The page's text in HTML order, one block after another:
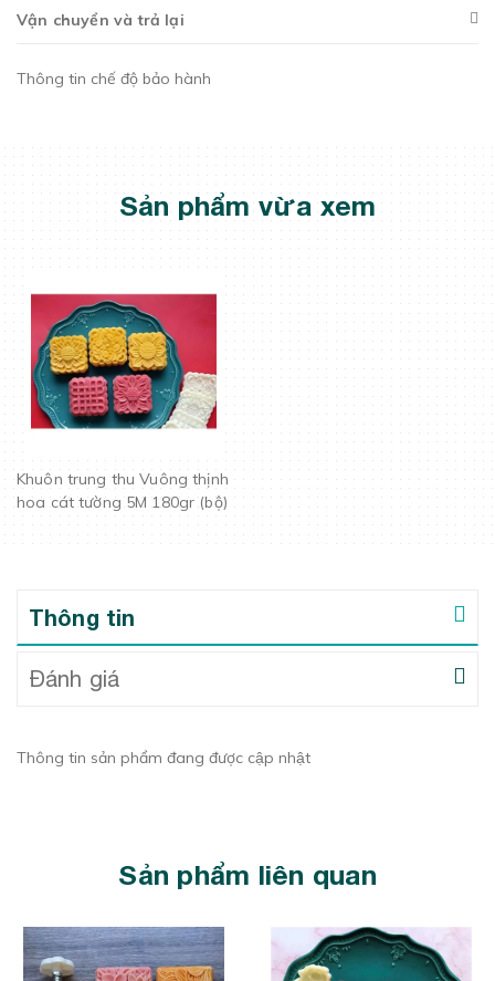
Vận chuyển và trả lại
Thông tin chế độ bảo hành
Sản phẩm vừa xem
Khuôn trung thu Vuông thịnh
hoa cát tường 5M 180gr (bộ)
Thông tin
Đánh giá
Thông tin sản phẩm đang được cập nhật
Sản phẩm liên quan